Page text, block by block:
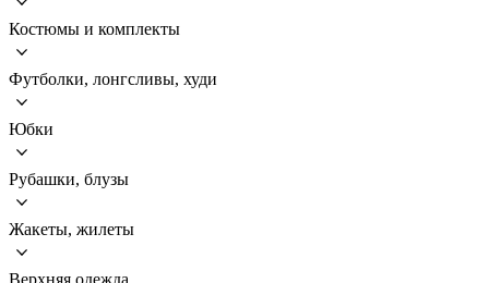
Костюмы и комплекты
Футболки, лонгсливы, худи
Юбки
Рубашки, блузы
Жакеты, жилеты
Верхняя одежда